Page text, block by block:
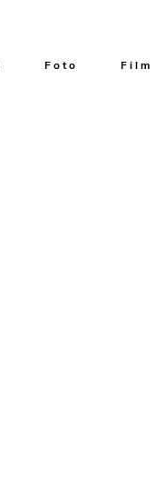
Foto Film